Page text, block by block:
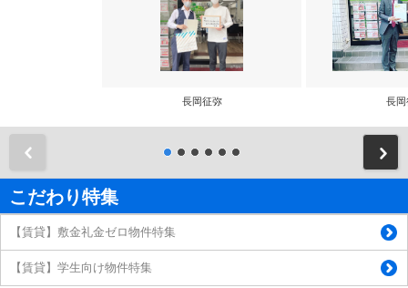
長岡征弥 長岡
こだわり特集
【賃貸】敷金礼金ゼロ物件特集
【賃貸】学生向け物件特集